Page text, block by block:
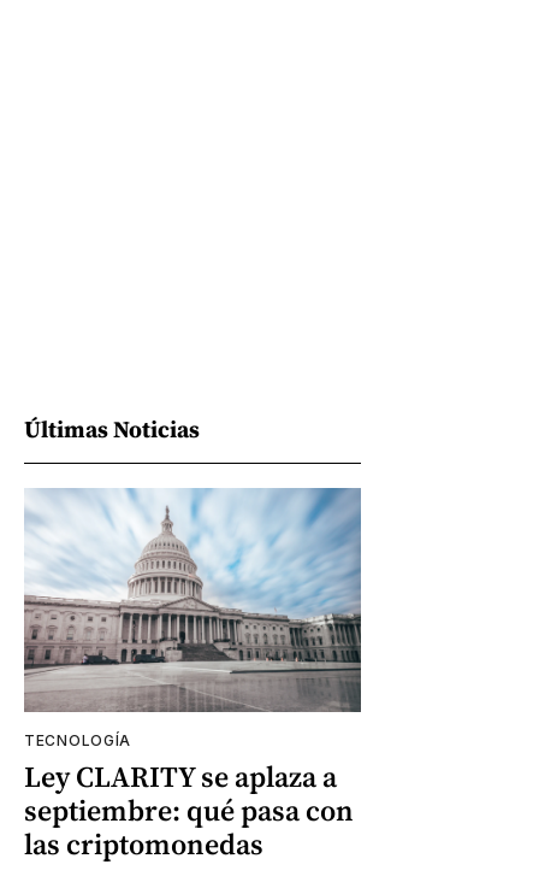
Últimas Noticias
TECNOLOGÍA
Ley CLARITY se aplaza a
septiembre: qué pasa con
las criptomonedas